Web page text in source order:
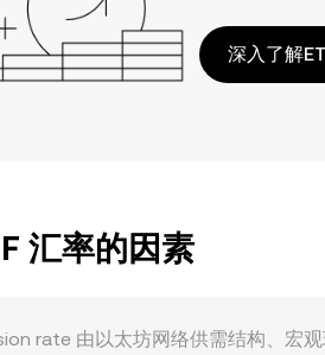
深入了解
汇率的因素
rate 由以太坊网络供需结构、宏